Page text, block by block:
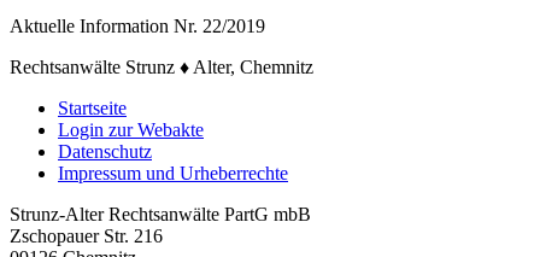
Aktuelle Information Nr. 22/2019
Rechtsanwälte Strunz ♦ Alter, Chemnitz
Startseite
Login zur Webakte
Datenschutz
Impressum und Urheberrechte
Strunz-Alter Rechtsanwälte PartG mbB
Zschopauer Str. 216